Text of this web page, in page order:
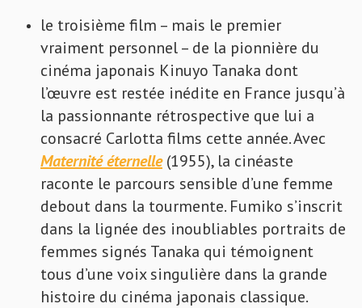
le troisième film – mais le premier
vraiment personnel – de la pionnière du
cinéma japonais Kinuyo Tanaka dont
l’œuvre est restée inédite en France jusqu’à
la passionnante rétrospective que lui a
consacré Carlotta films cette année. Avec
Maternité éternelle(1955), la cinéaste
raconte le parcours sensible d’une femme
debout dans la tourmente. Fumiko s’inscrit
dans la lignée des inoubliables portraits de
femmes signés Tanaka qui témoignent
tous d’une voix singulière dans la grande
histoire du cinéma japonais classique.